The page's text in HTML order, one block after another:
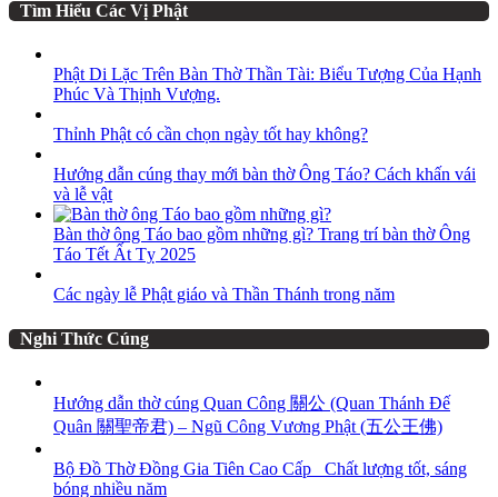
Tìm Hiểu Các Vị Phật
Phật Di Lặc Trên Bàn Thờ Thần Tài: Biểu Tượng Của Hạnh
Phúc Và Thịnh Vượng.
Thỉnh Phật có cần chọn ngày tốt hay không?
Hướng dẫn cúng thay mới bàn thờ Ông Táo? Cách khấn vái
và lễ vật
Bàn thờ ông Táo bao gồm những gì? Trang trí bàn thờ Ông
Táo Tết Ất Tỵ 2025
Các ngày lễ Phật giáo và Thần Thánh trong năm
Nghi Thức Cúng
Hướng dẫn thờ cúng Quan Công 關公 (Quan Thánh Đế
Quân 關聖帝君) – Ngũ Công Vương Phật (五公王佛)
Bộ Đồ Thờ Đồng Gia Tiên Cao Cấp_ Chất lượng tốt, sáng
bóng nhiều năm